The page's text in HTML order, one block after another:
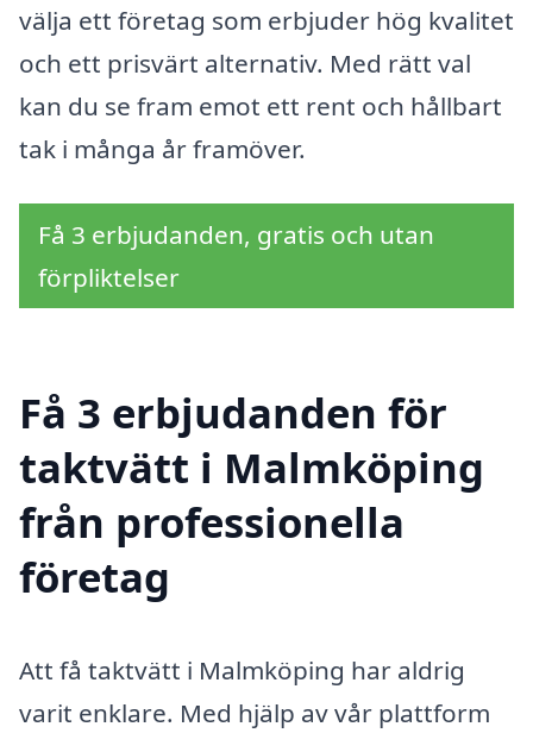
välja ett företag som erbjuder hög kvalitet
och ett prisvärt alternativ. Med rätt val
kan du se fram emot ett rent och hållbart
tak i många år framöver.
Få 3 erbjudanden, gratis och utan
förpliktelser
Få 3 erbjudanden för
taktvätt i Malmköping
från professionella
företag
Att få taktvätt i Malmköping har aldrig
varit enklare. Med hjälp av vår plattform